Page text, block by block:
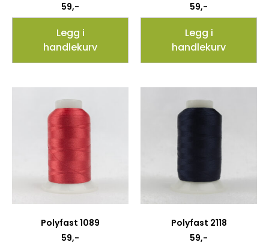
59,-
Legg i
handlekurv
59,-
Legg i
handlekurv
Polyfast 1089
59,-
Polyfast 2118
59,-